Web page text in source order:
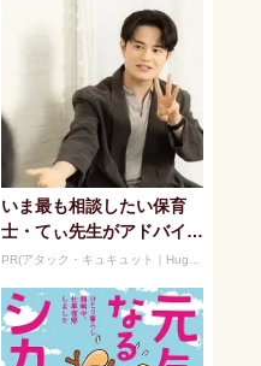
いま最も相談したい保育
士・てぃ先生がアドバイ
ス！ 子どもの“おてつだ PR(アタック・キュキュット｜Hugkum)